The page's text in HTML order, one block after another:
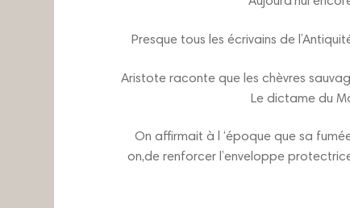
Presque tous les écrivains de
Aristote raconte que les chèvres
Le dictame du
On affirmait à l ‘époque que sa
on,de renforcer l’enveloppe